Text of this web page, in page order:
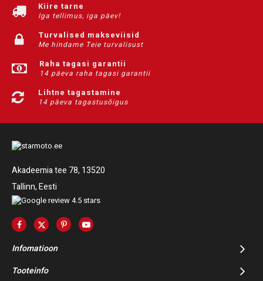
Kiire tarne
Iga tellimus, iga päev!
Turvalised makseviisid
Me hindame Teie turvalisust
Raha tagasi garantii
14 päeva raha tagasi garantii
Lihtne tagastamine
14 päeva tagastusõigus
Akadeemia tee 78, 13520
Tallinn, Eesti
Infomatioon
Tooteinfo